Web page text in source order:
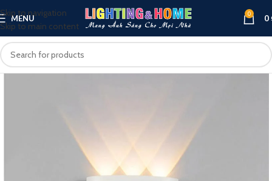
Skip to navigation
Skip to main content
MENU 0 0